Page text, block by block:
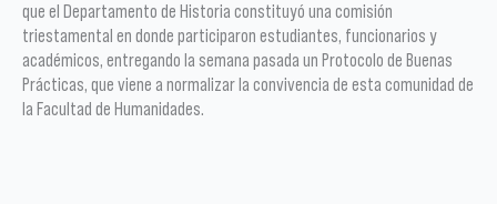
que el Departamento de Historia constituyó una comisión
triestamental en donde participaron estudiantes, funcionarios y
académicos, entregando la semana pasada un Protocolo de Buenas
Prácticas, que viene a normalizar la convivencia de esta comunidad de
la Facultad de Humanidades.